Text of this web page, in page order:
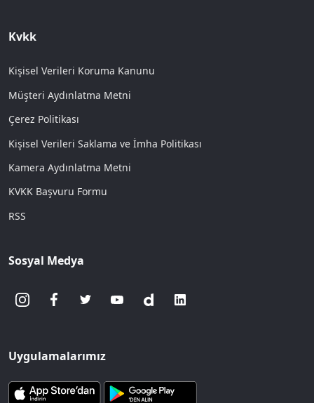
Kvkk
Kişisel Verileri Koruma Kanunu
Müşteri Aydınlatma Metni
Çerez Politikası
Kişisel Verileri Saklama ve İmha Politikası
Kamera Aydınlatma Metni
KVKK Başvuru Formu
RSS
Sosyal Medya
Uygulamalarımız